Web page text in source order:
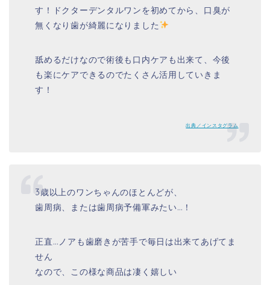
す！ドクターデンタルワンを初めてから、口臭が
無くなり歯が綺麗になりました
舐めるだけなので術後も口内ケアも出来て、今後
も楽にケアできるのでたくさん活用していきま
す！
出典／インスタグラム
3歳以上のワンちゃんのほとんどが、
歯周病、または歯周病予備軍みたい…！
正直…ノアも歯磨きが苦手で毎日は出来てあげてま
せん
なので、この様な商品は凄く嬉しい